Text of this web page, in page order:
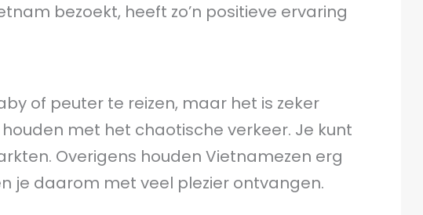
bezoekt, heeft zo’n positieve ervaring
of peuter te reizen, maar het is zeker
met het chaotische verkeer. Je kunt
Overigens houden Vietnamezen erg
je daarom met veel plezier ontvangen.